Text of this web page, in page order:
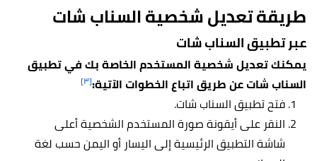
طريقة تعديل شخصية السناب شات
عبر تطبيق السناب شات
يمكنك تعديل شخصية المستخدم الخاصة بك في تطبيق
السناب شات عن طريق اتباع الخطوات الآتية:[٣]
فتح تطبيق السناب شات.
النقر على أيقونة صورة المستخدم الشخصية أعلى
شاشة التطبيق الرئيسية إلى اليسار أو اليمن حسب لغة